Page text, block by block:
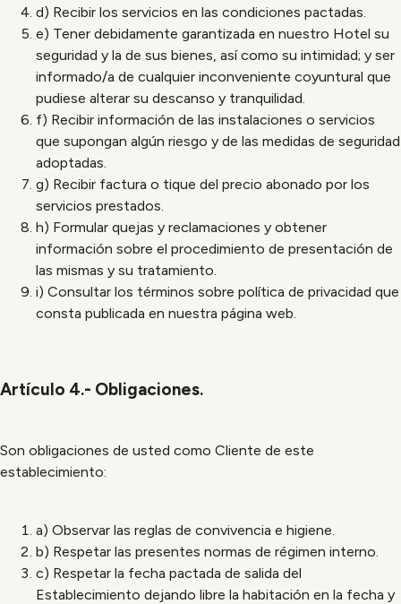
d) Recibir los servicios en las condiciones pactadas.
e) Tener debidamente garantizada en nuestro Hotel su
seguridad y la de sus bienes, así como su intimidad; y ser
informado/a de cualquier inconveniente coyuntural que
pudiese alterar su descanso y tranquilidad.
f) Recibir información de las instalaciones o servicios
que supongan algún riesgo y de las medidas de seguridad
adoptadas.
g) Recibir factura o tique del precio abonado por los
servicios prestados.
h) Formular quejas y reclamaciones y obtener
información sobre el procedimiento de presentación de
las mismas y su tratamiento.
i) Consultar los términos sobre política de privacidad que
consta publicada en nuestra página web.
Artículo 4.- Obligaciones.
Son obligaciones de usted como Cliente de este
establecimiento:
a) Observar las reglas de convivencia e higiene.
b) Respetar las presentes normas de régimen interno.
c) Respetar la fecha pactada de salida del
Establecimiento dejando libre la habitación en la fecha y